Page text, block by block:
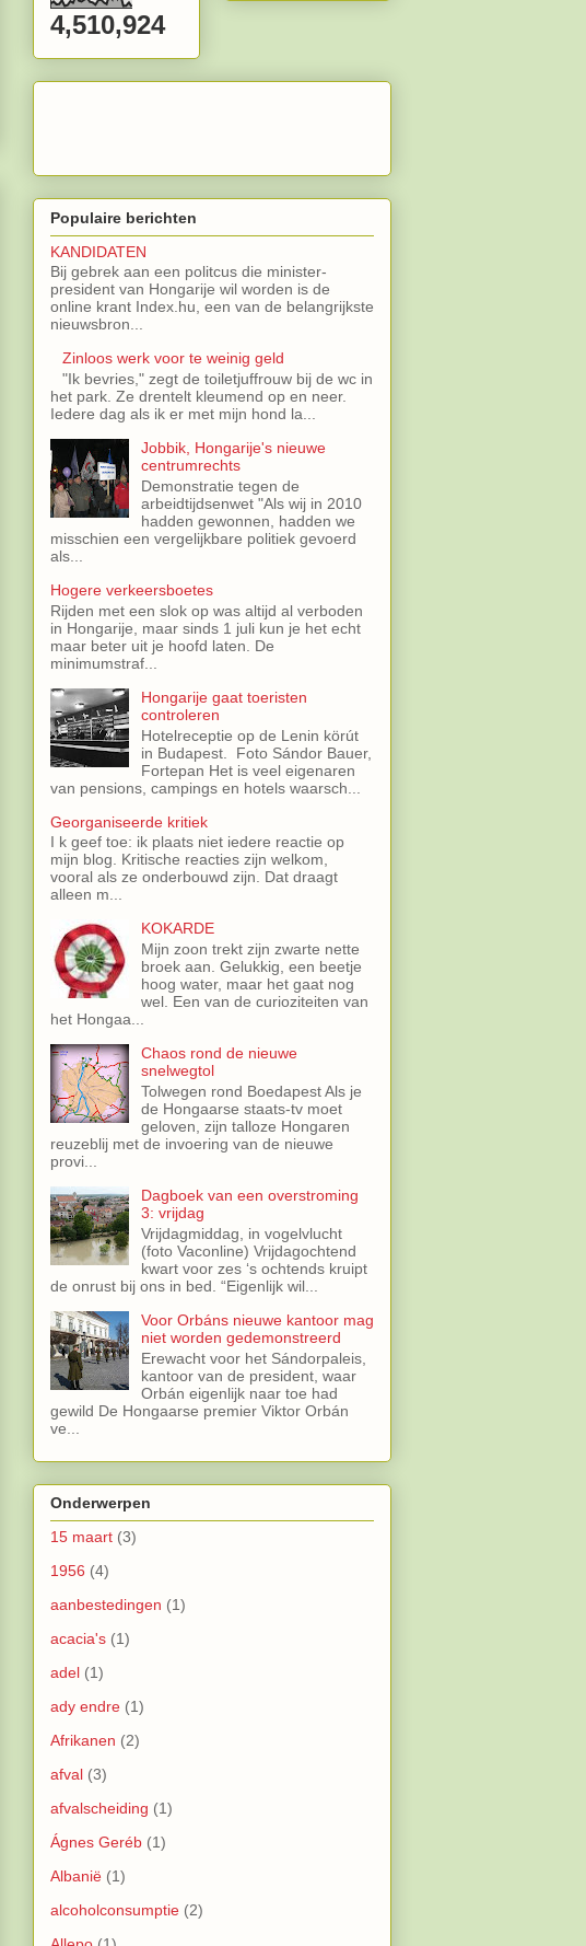
4,510,924
Populaire berichten
KANDIDATEN
Bij gebrek aan een politcus die minister-
president van Hongarije wil worden is de
online krant Index.hu, een van de belangrijkste
nieuwsbron...
Zinloos werk voor te weinig geld
"Ik bevries," zegt de toiletjuffrouw bij de wc in
het park. Ze drentelt kleumend op en neer.
Iedere dag als ik er met mijn hond la...
Jobbik, Hongarije's nieuwe
centrumrechts
Demonstratie tegen de
arbeidtijdsenwet "Als wij in 2010
hadden gewonnen, hadden we
misschien een vergelijkbare politiek gevoerd
als...
Hogere verkeersboetes
Rijden met een slok op was altijd al verboden
in Hongarije, maar sinds 1 juli kun je het echt
maar beter uit je hoofd laten. De
minimumstraf...
Hongarije gaat toeristen
controleren
Hotelreceptie op de Lenin körút
in Budapest. Foto Sándor Bauer,
Fortepan Het is veel eigenaren
van pensions, campings en hotels waarsch...
Georganiseerde kritiek
I k geef toe: ik plaats niet iedere reactie op
mijn blog. Kritische reacties zijn welkom,
vooral als ze onderbouwd zijn. Dat draagt
alleen m...
KOKARDE
Mijn zoon trekt zijn zwarte nette
broek aan. Gelukkig, een beetje
hoog water, maar het gaat nog
wel. Een van de curioziteiten van
het Hongaa...
Chaos rond de nieuwe
snelwegtol
Tolwegen rond Boedapest Als je
de Hongaarse staats-tv moet
geloven, zijn talloze Hongaren
reuzeblij met de invoering van de nieuwe
provi...
Dagboek van een overstroming
3: vrijdag
Vrijdagmiddag, in vogelvlucht
(foto Vaconline) Vrijdagochtend
kwart voor zes ‘s ochtends kruipt
de onrust bij ons in bed. “Eigenlijk wil...
Voor Orbáns nieuwe kantoor mag
niet worden gedemonstreerd
Erewacht voor het Sándorpaleis,
kantoor van de president, waar
Orbán eigenlijk naar toe had
gewild De Hongaarse premier Viktor Orbán
ve...
Onderwerpen
15 maart (3)
1956 (4)
aanbestedingen (1)
acacia's (1)
adel (1)
ady endre (1)
Afrikanen (2)
afval (3)
afvalscheiding (1)
Ágnes Geréb (1)
Albanië (1)
alcoholconsumptie (2)